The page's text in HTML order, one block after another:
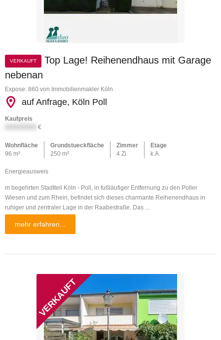
VERKAUFT
Top Lage! Reihenendhaus mit Garage
nebenan
Expose: 860 von Immobilienmakler Köln
auf Anfrage, Köln Poll
Kaufpreis
€
Wohnfläche
96 m²
Grundstueckfläche
250 m²
Zimmer
4 Zi.
Etage
k.A.
Energieausweis
m begehrten Stadtteil Köln - Poll, in fußläufiger Entfernung zu den Poller
Wiesen und zum Rhein, befindet sich dieses charmante Reihenendhaus in
ruhiger und zentraler Lage in der Raabestraße. Das ...
mehr erfahren...